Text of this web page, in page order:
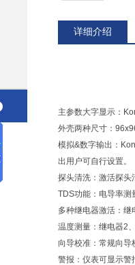
详细介绍
主参数大字显示：
外壳两种尺寸：
模拟&数字输出：
出用户可自行设置。
探头清洗：激活探头
TDS功能：电导率测
多种继电器激活：
温度测量：继电器2
向导校准：常规向导
警报：仪表可显示警